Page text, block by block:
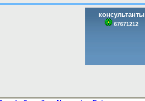
консультанты
67671212